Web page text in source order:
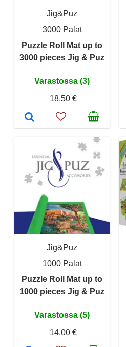
Jig&Puz
3000 Palat
Puzzle Roll Mat up to
3000 pieces Jig & Puz
Varastossa (3)
18,50 €
Jig&Puz
1000 Palat
Puzzle Roll Mat up to
1000 pieces Jig & Puz
Varastossa (5)
14,00 €